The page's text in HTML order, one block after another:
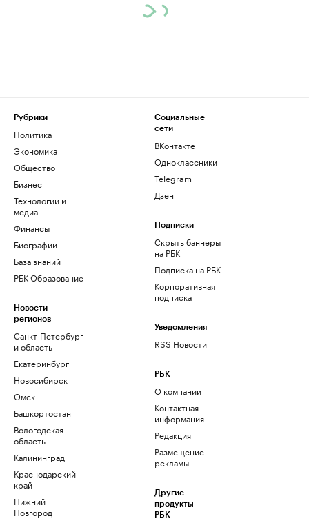
Рубрики
Политика
Экономика
Общество
Бизнес
Технологии и
медиа
Финансы
Биографии
База знаний
РБК Образование
Новости
регионов
Санкт-Петербург
и область
Екатеринбург
Новосибирск
Омск
Башкортостан
Вологодская
область
Калининград
Краснодарский
край
Нижний
Новгород
Социальные
сети
ВКонтакте
Одноклассники
Telegram
Дзен
Подписки
Скрыть баннеры
на РБК
Подписка на РБК
Корпоративная
подписка
Уведомления
RSS Новости
РБК
О компании
Контактная
информация
Редакция
Размещение
рекламы
Другие
продукты
РБК